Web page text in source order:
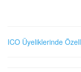
ICO Üyeliklerinde